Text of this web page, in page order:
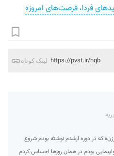
فردا، فرصت‌های امروز»
لینک کوتاه https://pvst.ir/hqb
که در دوره ارشدم نوشته بودم شروع
آژانس هواپیمایی بودم در همان روزها احساس کردم